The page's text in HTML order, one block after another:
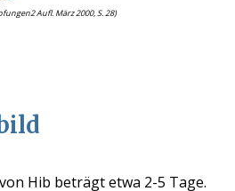
Aufl. März 2000, S. 28)
Hib beträgt etwa 2-5 Tage.